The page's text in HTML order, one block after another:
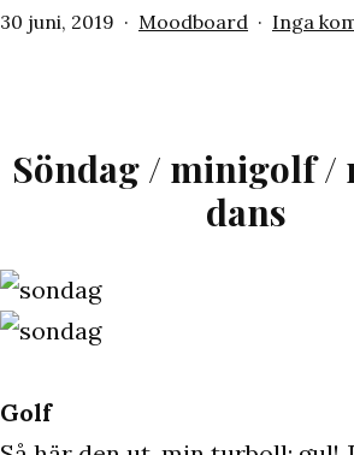
Publicerat
30 juni, 2019
Kategoriserat
Moodboard Inga
Söndag / minigolf /
dans
Golf